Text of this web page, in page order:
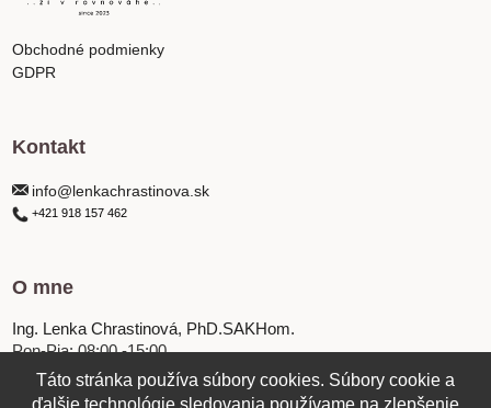
Obchodné podmienky
GDPR
Kontakt
info@lenkachrastinova.sk
+421 918 157 462
O mne
Ing. Lenka Chrastinová, PhD.SAKHom.
Pon-Pia: 08:00 -15:00
Táto stránka používa súbory cookies. Súbory cookie a
ďalšie technológie sledovania používame na zlepšenie